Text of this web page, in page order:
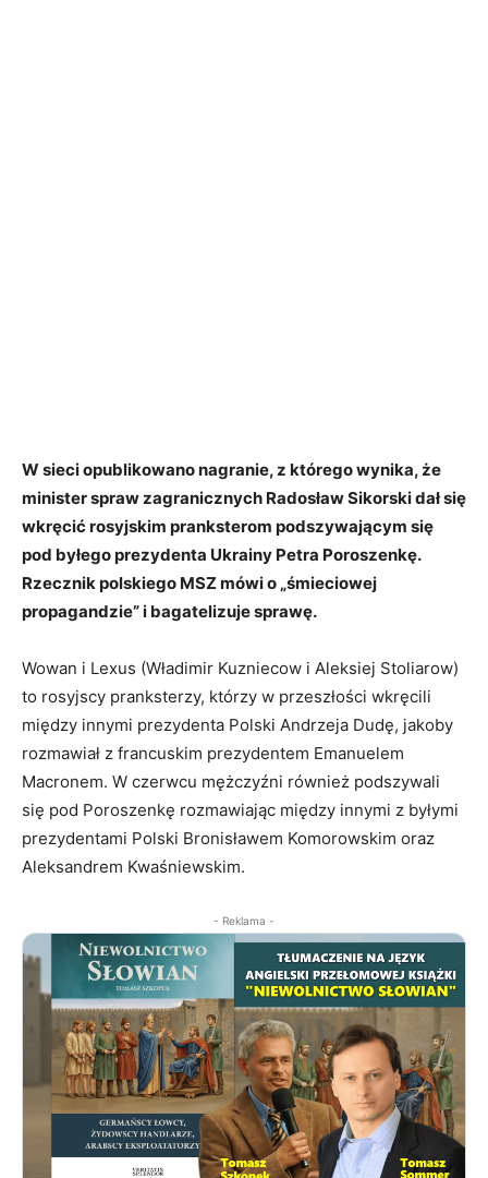
W sieci opublikowano nagranie, z którego wynika, że
minister spraw zagranicznych Radosław Sikorski dał się
wkręcić rosyjskim pranksterom podszywającym się
pod byłego prezydenta Ukrainy Petra Poroszenkę.
Rzecznik polskiego MSZ mówi o „śmieciowej
propagandzie” i bagatelizuje sprawę.
Wowan i Lexus (Władimir Kuzniecow i Aleksiej Stoliarow)
to rosyjscy pranksterzy, którzy w przeszłości wkręcili
między innymi prezydenta Polski Andrzeja Dudę, jakoby
rozmawiał z francuskim prezydentem Emanuelem
Macronem. W czerwcu mężczyźni również podszywali
się pod Poroszenkę rozmawiając między innymi z byłymi
prezydentami Polski Bronisławem Komorowskim oraz
Aleksandrem Kwaśniewskim.
- Reklama -